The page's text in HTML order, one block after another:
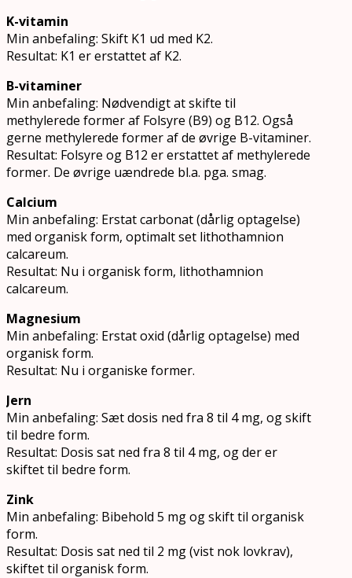
K-vitamin
Min anbefaling: Skift K1 ud med K2.
Resultat: K1 er erstattet af K2.
B-vitaminer
Min anbefaling: Nødvendigt at skifte til
methylerede former af Folsyre (B9) og B12. Også
gerne methylerede former af de øvrige B-vitaminer.
Resultat: Folsyre og B12 er erstattet af methylerede
former. De øvrige uændrede bl.a. pga. smag.
Calcium
Min anbefaling: Erstat carbonat (dårlig optagelse)
med organisk form, optimalt set lithothamnion
calcareum.
Resultat: Nu i organisk form, lithothamnion
calcareum.
Magnesium
Min anbefaling: Erstat oxid (dårlig optagelse) med
organisk form.
Resultat: Nu i organiske former.
Jern
Min anbefaling: Sæt dosis ned fra 8 til 4 mg, og skift
til bedre form.
Resultat: Dosis sat ned fra 8 til 4 mg, og der er
skiftet til bedre form.
Zink
Min anbefaling: Bibehold 5 mg og skift til organisk
form.
Resultat: Dosis sat ned til 2 mg (vist nok lovkrav),
skiftet til organisk form.